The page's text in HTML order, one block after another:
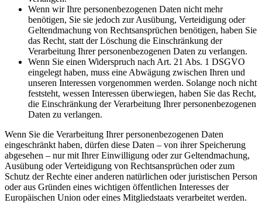
Wenn wir Ihre personenbezogenen Daten nicht mehr
benötigen, Sie sie jedoch zur Ausübung, Verteidigung oder
Geltendmachung von Rechtsansprüchen benötigen, haben Sie
das Recht, statt der Löschung die Einschränkung der
Verarbeitung Ihrer personenbezogenen Daten zu verlangen.
Wenn Sie einen Widerspruch nach Art. 21 Abs. 1 DSGVO
eingelegt haben, muss eine Abwägung zwischen Ihren und
unseren Interessen vorgenommen werden. Solange noch nicht
feststeht, wessen Interessen überwiegen, haben Sie das Recht,
die Einschränkung der Verarbeitung Ihrer personenbezogenen
Daten zu verlangen.
Wenn Sie die Verarbeitung Ihrer personenbezogenen Daten
eingeschränkt haben, dürfen diese Daten – von ihrer Speicherung
abgesehen – nur mit Ihrer Einwilligung oder zur Geltendmachung,
Ausübung oder Verteidigung von Rechtsansprüchen oder zum
Schutz der Rechte einer anderen natürlichen oder juristischen Person
oder aus Gründen eines wichtigen öffentlichen Interesses der
Europäischen Union oder eines Mitgliedstaats verarbeitet werden.